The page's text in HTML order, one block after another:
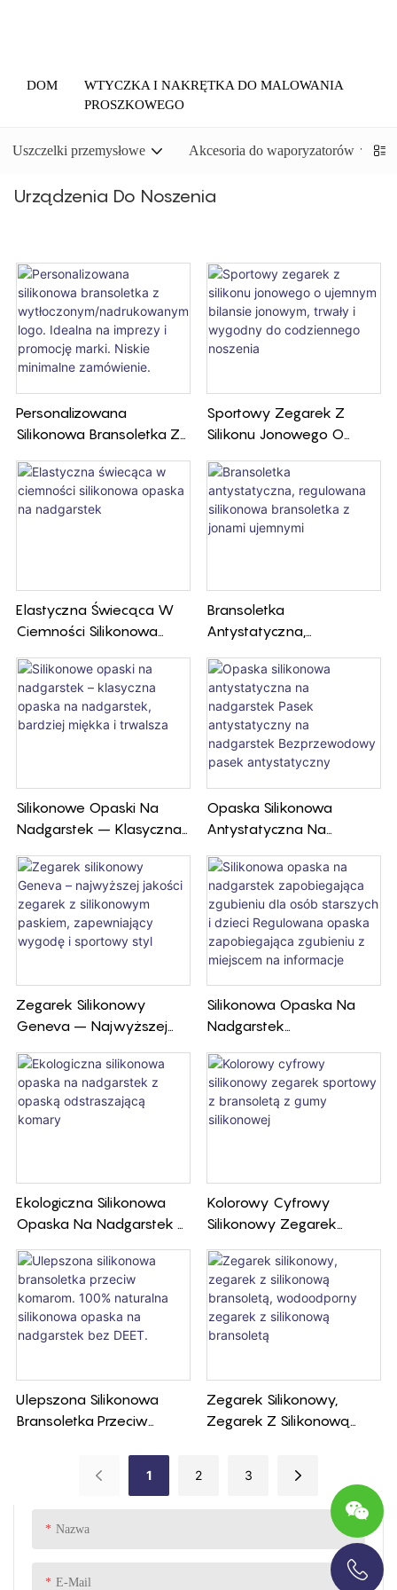
DOM
WTYCZKA I NAKRĘTKA DO MALOWANIA
PROSZKOWEGO
Uszczelki przemysłowe Akcesoria do waporyzatorów
Urządzenia Do Noszenia
Nazwa
E-Mail
Personalizowana
Silikonowa Bransoletka Z
Anym Logo. Idealna Na
Imprezy I Promocję Marki.
Niskie Minimalne
Sportowy Zegarek Z
Silikonu Jonowego O
Jonowym, Trwały I
Wygodny Do
Codziennego Noszenia
Elastyczna Świecąca W
Ciemności Silikonowa
Bransoletka
Antystatyczna,
Bransoletka Z Jonami
Ujemnymi
Silikonowe Opaski Na
Nadgarstek – Klasyczna
Bardziej Miękka I Trwalsza
Opaska Silikonowa
Antystatyczna Na
Antystatyczny Na
Nadgarstek
Bezprzewodowy Pasek
Antystatyczny
Zegarek Silikonowy
Geneva – Najwyższej
Silikonowym Paskiem,
Zapewniający Wygodę I
Sportowy Styl
Silikonowa Opaska Na
Nadgarstek
Dla Osób Starszych I
Dzieci Regulowana
Opaska Zapobiegająca
Zgubieniu Z Miejscem Na
Ekologiczna Silikonowa
Opaska Na Nadgarstek Z
Komary
Kolorowy Cyfrowy
Silikonowy Zegarek
Gumy Silikonowej
Ulepszona Silikonowa
Bransoletka Przeciw
Opaska Na Nadgarstek
Zegarek Silikonowy,
Zegarek Z Silikonową
Silikonową Bransoletą
1 2 3